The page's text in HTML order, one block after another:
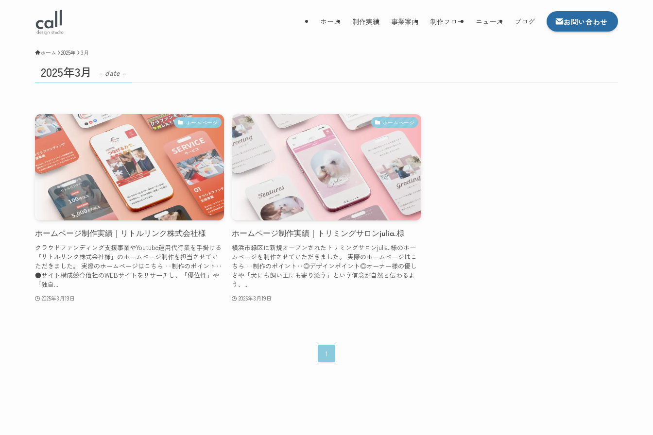
ホーム 制作実績 事業案内 制作フロー ニュース ブログ お問い合わせ
ホーム 2025年 3月
2025年3月 – date –
ホームページ
ホームページ制作実績｜リトルリンク株式会社様
クラウドファンディング支援事業やYoutube運用代行業を手掛ける
『リトルリンク株式会社様』のホームページ制作を担当させてい
ただきました。 実際のホームページはこちら ‥制作のポイント‥
●サイト構成競合他社のWEBサイトをリサーチし、「優位性」や
「独自...
2025年3月19日
ホームページ
ホームページ制作実績｜トリミングサロンjulia..様
横浜市緑区に新規オープンされたトリミングサロンjulia..様のホー
ムページを制作させていただきました。 実際のホームページはこ
ちら ‥制作のポイント‥◎デザインポイント◎オーナー様の優し
さや「犬にも飼い主にも寄り添う」という信念が自然と伝わるよ
う、...
2025年3月19日
1